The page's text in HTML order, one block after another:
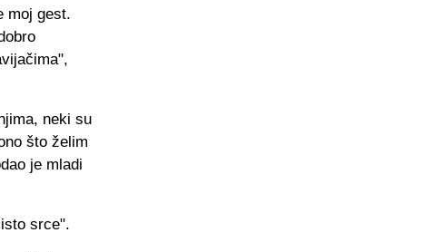
moj gest.
neki su
što želim
je mladi
srce".